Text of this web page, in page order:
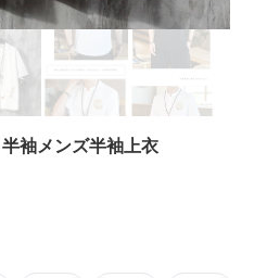
袖メンズ半袖上衣